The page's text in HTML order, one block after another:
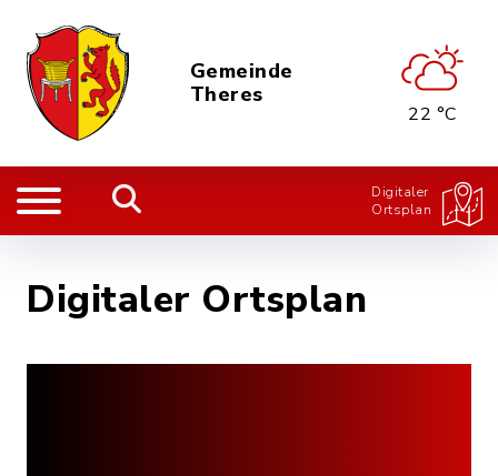
Gemeinde
Theres
22 °C
Digitaler
Ortsplan
Digitaler Ortsplan